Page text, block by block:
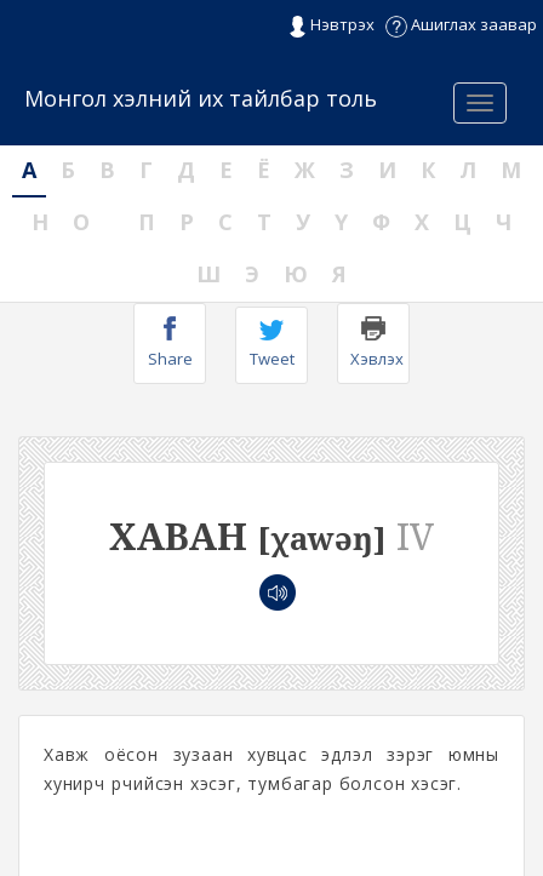
Нэвтрэх Ашиглах заавар
Menu
Монгол хэлний их тайлбар толь
А Б В Г Д Е Ё Ж З И К Л
М
Н
О П Р С Т У Ү Ф Х Ц
Ч
Ш
Э Ю Я
Share Tweet Хэвлэх
ХАВАН [χawəŋ] IV
Хавж оёсон зузаан хувцас эдлэл зэрэг юмны
хунирч үрчийсэн хэсэг, тумбагар болсон хэсэг.